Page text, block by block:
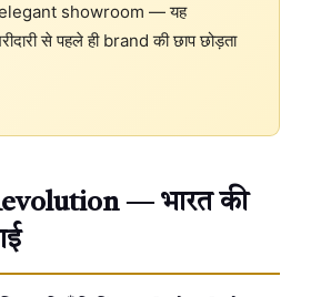
showroom — यह
से पहले ही brand की छाप छोड़ता
— भारत की